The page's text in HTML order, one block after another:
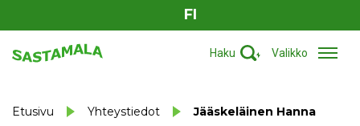
FI
Haku Valikko
Etusivu Yhteystiedot Jääskeläinen Hanna